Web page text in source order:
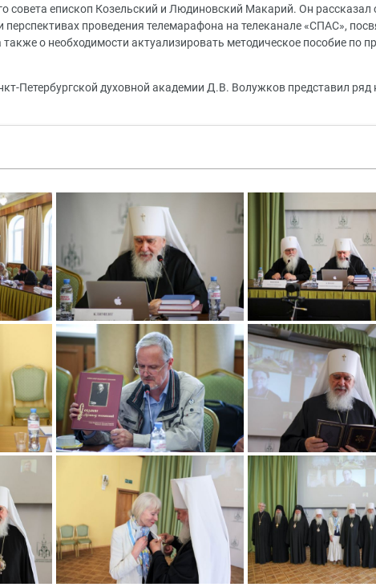
совета епископ Козельский и Людиновский Макарий. Он рассказал
перспективах проведения телемарафона на телеканале «СПАС»,
о необходимости актуализировать методическое пособие по
Петербургской духовной академии Д.В. Волужков представил